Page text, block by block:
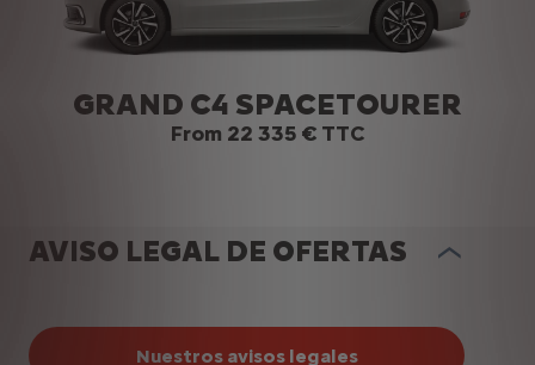
GRAND C4 SPACETOURER
From 22 335 € TTC
AVISO LEGAL DE OFERTAS
Nuestros avisos legales